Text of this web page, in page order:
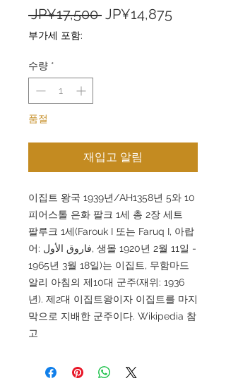
JP¥17,500 일
JP¥14,875
부가세 포함:
수량 *
품절
재입고 알림
이집트 왕국 1939년/AH1358년 5와 10
피어스톨 은화 팔크 1세 총 2장 세트
팔루크 1세(Farouk I 또는 Faruq I, 아랍
어: فاروق الأول, 생몰 1920년 2월 11일 -
1965년 3월 18일)는 이집트, 무함마드
알리 아침의 제10대 군주(재위: 1936
년). 제2대 이집트왕이자 이집트를 마지
막으로 지배한 군주이다. Wikipedia 참
고